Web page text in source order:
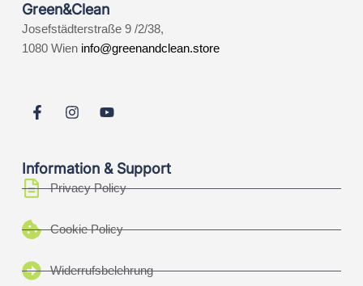
Green&Clean
Josefstädterstraße 9 /2/38,
1080 Wien info@greenandclean.store
Information & Support
Privacy Policy
Cookie Policy
Widerrufsbelehrung